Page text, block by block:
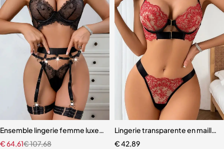
femmes, ensemble de quatre pièces
Ensemble lingerie femme luxe – Dentelle fine avec soutien-gorge
€107,68
€64,61
Lingerie transparente en maille
€42,89